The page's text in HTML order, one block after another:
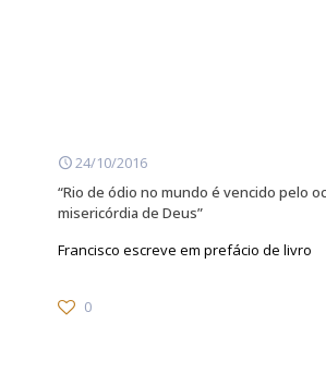
24/10/2016
“Rio de ódio no mundo é vencido pelo
misericórdia de Deus”
Francisco escreve em prefácio de livro
0